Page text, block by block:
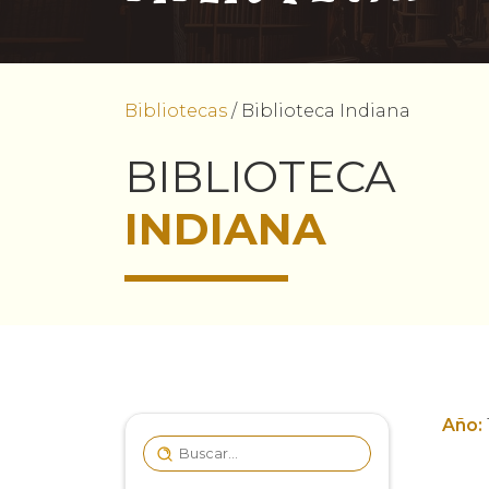
Bibliotecas / Biblioteca Indiana
BIBLIOTECA
INDIANA
Año: